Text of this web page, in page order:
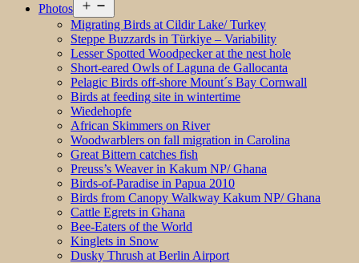
Photos
menu
Migrating Birds at Cildir Lake/ Turkey
Steppe Buzzards in Türkiye – Variability
Lesser Spotted Woodpecker at the nest hole
Short-eared Owls of Laguna de Gallocanta
Pelagic Birds off-shore Mount´s Bay Cornwall
Birds at feeding site in wintertime
Wiedehopfe
African Skimmers on River
Woodwarblers on fall migration in Carolina
Great Bittern catches fish
Preuss’s Weaver in Kakum NP/ Ghana
Birds-of-Paradise in Papua 2010
Birds from Canopy Walkway Kakum NP/ Ghana
Cattle Egrets in Ghana
Bee-Eaters of the World
Kinglets in Snow
Dusky Thrush at Berlin Airport